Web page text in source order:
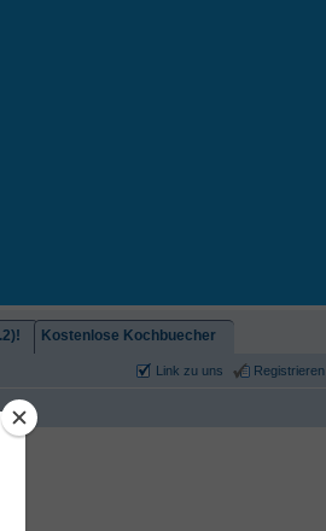
Kostenlose Kochbuecher
Registrieren
Link zu uns